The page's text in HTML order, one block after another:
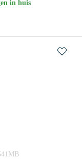
in huis